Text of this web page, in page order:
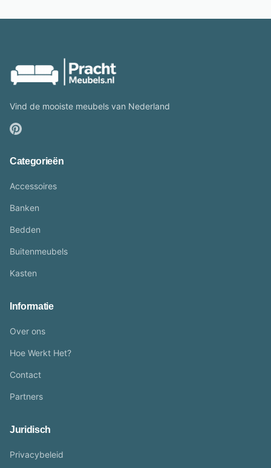
Vind de mooiste meubels van Nederland
Categorieën
Accessoires
Banken
Bedden
Buitenmeubels
Kasten
Informatie
Over ons
Hoe Werkt Het?
Contact
Partners
Juridisch
Privacybeleid